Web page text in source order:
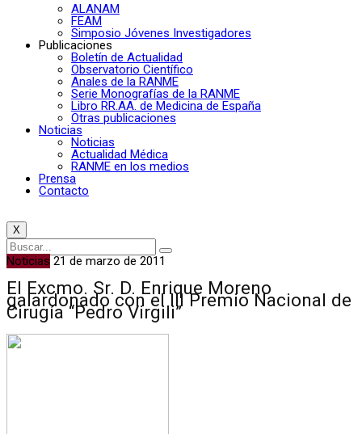
ALANAM
FEAM
Simposio Jóvenes Investigadores
Publicaciones
Boletín de Actualidad
Observatorio Científico
Anales de la RANME
Serie Monografías de la RANME
Libro RR.AA. de Medicina de España
Otras publicaciones
Noticias
Noticias
Actualidad Médica
RANME en los medios
Prensa
Contacto
X
Noticias 21 de marzo de 2011
El Excmo. Sr. D. Enrique Moreno
galardonado con el III Premio Nacional de
Cirugía “Pedro Virgili”